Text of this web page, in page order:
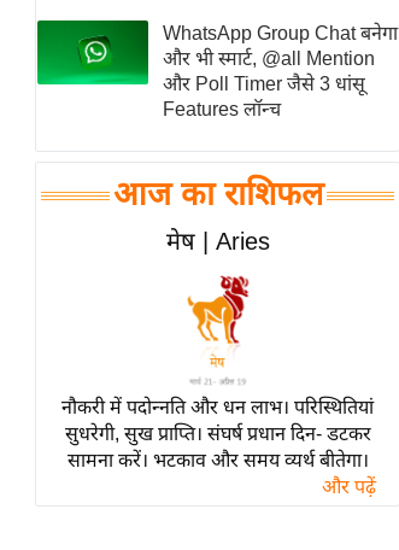
स्तंभ
एम.
आर.
चाय पर
समीक्षा
व्रत
त्योहार
राशिफल
विशेष
WhatsApp Group Chat बनेगा
और भी स्मार्ट, @all Mention
और Poll Timer जैसे 3 धांसू
Features लॉन्च
आज का राशिफल
मेष | Aries
नौकरी में पदोन्नति और धन लाभ। परिस्थितियां
सुधरेगी, सुख प्राप्ति। संघर्ष प्रधान दिन- डटकर
सामना करें। भटकाव और समय व्यर्थ बीतेगा।
और पढ़ें